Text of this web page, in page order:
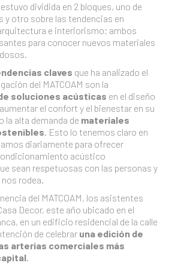
dividida en 2 bloques, uno de
y otro sobre las tendencias en
e interiorismo; ambos
para conocer nuevos materiales
claves que ha analizado el
del MATCOAM son la
soluciones acústicas en el diseño
el confort y el bienestar en su
la alta demanda de materiales
. Esto lo tenemos claro en
diariamente para ofrecer
acústico
sean respetuosas con las personas y
rodea.
del MATCOAM, los asistentes
Decor, este año ubicado en el
en un edificio residencial de la calle
de celebrar una edición de
arterias comerciales más
.